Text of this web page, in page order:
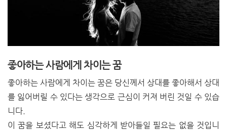
좋아하는 사람에게 차이는 꿈
좋아하는 사람에게 차이는 꿈은 당신께서 상대를 좋아해서 상대
를 잃어버릴 수 있다는 생각으로 근심이 커져 버린 것일 수 있습
니다.
이 꿈을 보셨다고 해도 심각하게 받아들일 필요는 없을 것입니